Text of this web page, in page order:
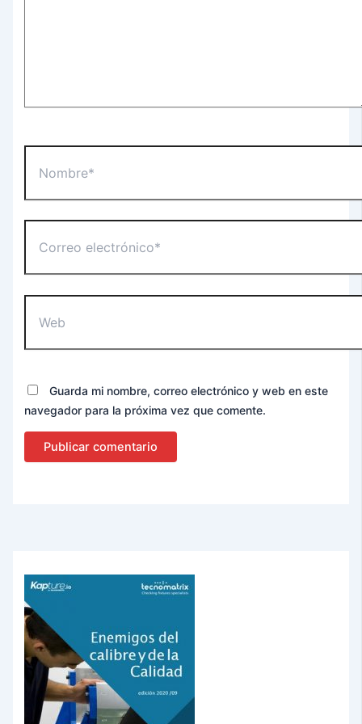
electrónico*
Guarda mi nombre, correo electrónico y web en este
navegador para la próxima vez que comente.